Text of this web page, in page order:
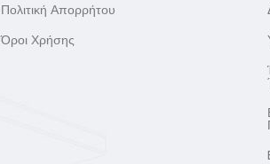
Πολιτική Απορρήτου
Όροι Χρήσης